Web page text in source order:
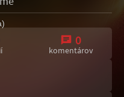
0
komentárov